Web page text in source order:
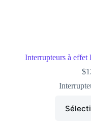
Interrupteurs à
$